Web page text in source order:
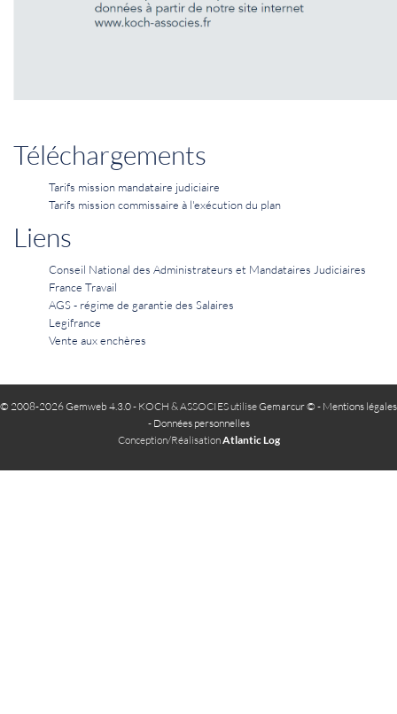
Téléchargements
Tarifs mission mandataire judiciaire
Tarifs mission commissaire à l'exécution du plan
Liens
Conseil National des Administrateurs et Mandataires Judiciaires
France Travail
AGS - régime de garantie des Salaires
Legifrance
Vente aux enchères
© 2008-2026 Gemweb 4.3.0- KOCH & ASSOCIES utiliseGemarcur © - Mentions légales
- Données personnelles
Conception/RéalisationAtlantic Log